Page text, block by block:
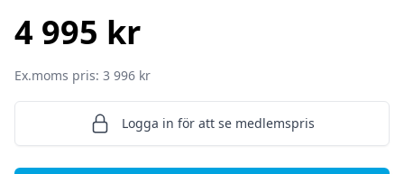
4 995 kr
Ex.moms pris: 3 996 kr
Logga in för att se medlemspris